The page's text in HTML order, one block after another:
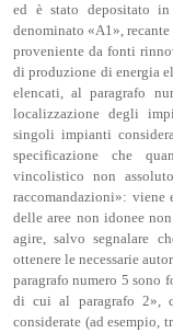
ed è stato depositato
denominato «A1»,
proveniente da fonti
di produzione di energia
elencati, al paragrafo
localizzazione degli
singoli impianti
specificazione che
vincolistico non
raccomandazioni»: viene
delle aree non idonee
agire, salvo segnalare
ottenere le necessarie
paragrafo numero 5 sono
di cui al paragrafo 2»,
considerate (ad esempio,